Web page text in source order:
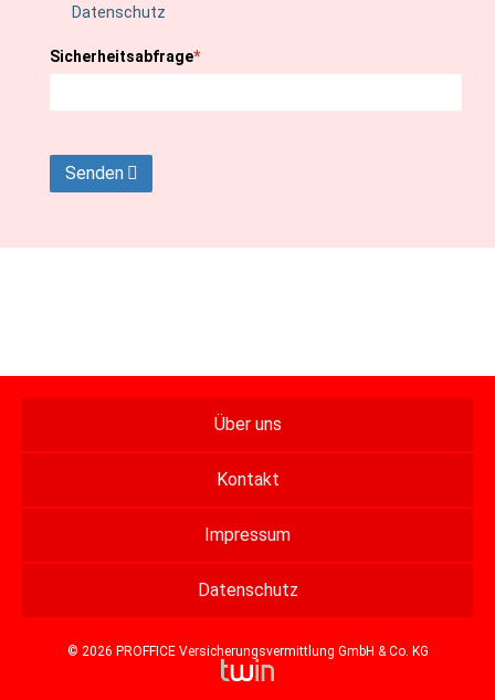
Datenschutz
Sicherheitsabfrage*
Senden
Über uns
Kontakt
Impressum
Datenschutz
© 2026 PROFFICE Versicherungsvermittlung GmbH & Co. KG